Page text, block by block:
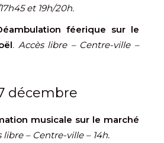
et 19h/20h.
féerique sur le
. Accès libre – Centre-ville –
décembre
musicale sur le marché
libre – Centre-ville – 14h.